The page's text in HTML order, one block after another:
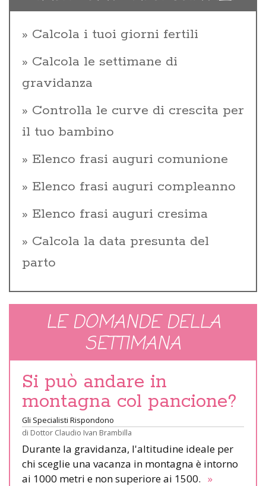
Calcola i tuoi giorni fertili
Calcola le settimane di
gravidanza
Controlla le curve di crescita per
il tuo bambino
Elenco frasi auguri comunione
Elenco frasi auguri compleanno
Elenco frasi auguri cresima
Calcola la data presunta del
parto
LE DOMANDE DELLA
SETTIMANA
Si può andare in
montagna col pancione?
Gli Specialisti Rispondono
di Dottor Claudio Ivan Brambilla
Durante la gravidanza, l'altitudine ideale per
chi sceglie una vacanza in montagna è intorno
ai 1000 metri e non superiore ai 1500. »